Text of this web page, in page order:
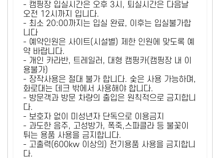
- 캠핑장 입실시간은 오후 3시, 퇴실시간은 다음날
오전 12시까지 입니다.
- 최소 20:00까지는 입실 완료, 이후는 입실불가합
니다
- 예약인원은 사이트(시설별) 제한 인원에 맞도록 예
약 바랍니다.
- 개인 카라반, 트레일러, 대형 캠핑카(캠핑장 내 이
용불가)
- 장작사용은 절대 불가 합니다. 숯은 사용 가능하며,
화로대는 데크 밖에서 사용해야 합니다.
- 방문객과 방문 차량의 출입은 원칙적으로 금지합니
다.
- 보호자 없이 미성년자 단독으로 이용금지
- 과도한 음주, 고성방가, 폭죽,스파클라 등 불꽃이
튀는 용품 사용을 금지합니다.
- 고출력(600kw 이상의) 전기용품 사용을 금지합니
다.